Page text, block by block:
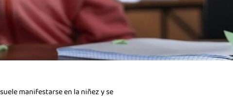
manifestarse en la niñez y se